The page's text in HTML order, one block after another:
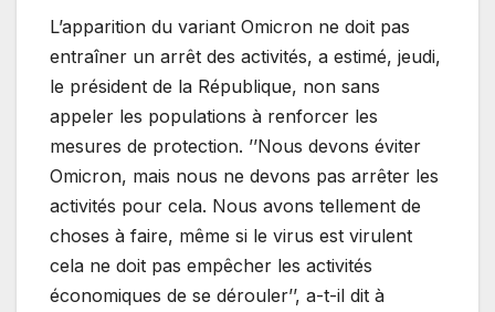
L’apparition du variant Omicron ne doit pas
entraîner un arrêt des activités, a estimé, jeudi,
le président de la République, non sans
appeler les populations à renforcer les
mesures de protection. ’’Nous devons éviter
Omicron, mais nous ne devons pas arrêter les
activités pour cela. Nous avons tellement de
choses à faire, même si le virus est virulent
cela ne doit pas empêcher les activités
économiques de se dérouler’’, a-t-il dit à